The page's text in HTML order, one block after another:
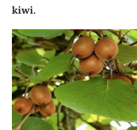
kiwi.